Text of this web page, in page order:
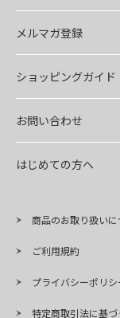
メルマガ登録
ショッピングガイド
お問い合わせ
はじめての方へ
商品のお取り扱いに
ご利用規約
プライバシーポリシ
特定商取引法に基